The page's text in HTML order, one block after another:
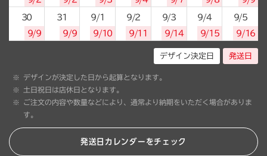
30
9/9
31
9/9
9/1
9/10
9/2
9/11
9/3
9/14
9/4
9/15
9/5
9/16
デザイン決定日 発送日
デザインが決定した日から起算となります。
土日祝日は店休日となります。
ご注文の内容や数量などにより、通常より納期をいただく場合がありま
す。
発送日カレンダーをチェック